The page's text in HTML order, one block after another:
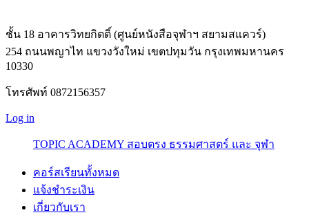
ชั้น 18 อาคารวิทยกิตติ์ (ศูนย์หนังสือจุฬาฯ สยามสแควร์)
254 ถนนพญาไท แขวงวังใหม่ เขตปทุมวัน กรุงเทพมหานคร
10330
โทรศัพท์ 0872156357
Log in
TOPIC ACADEMY สอบตรง ธรรมศาสตร์ และ จุฬา
คอร์สเรียนทั้งหมด
แจ้งชำระเงิน
เกี่ยวกับเรา